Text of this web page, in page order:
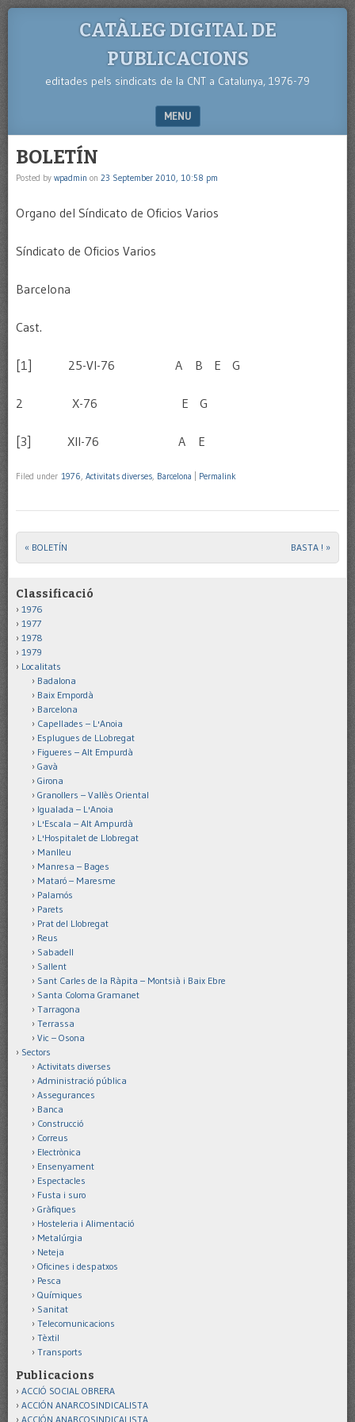
CATÀLEG DIGITAL DE
PUBLICACIONS
editades pels sindicats de la CNT a Catalunya, 1976-79
MENU
SKIP TO CONTENT
BOLETÍN
Posted by wpadmin on 23 September 2010, 10:58 pm
Organo del Síndicato de Oficios Varios
Síndicato de Oficios Varios
Barcelona
Cast.
[1] 25-VI-76 A B E G
2 X-76 E G
[3] XII-76 A E
Filed under 1976, Activitats diverses, Barcelona Permalink
Post navigation
« BOLETÍN BASTA ! »
Classificació
1976
1977
1978
1979
Localitats
Badalona
Baix Empordà
Barcelona
Capellades – L'Anoia
Esplugues de LLobregat
Figueres – Alt Empurdà
Gavà
Girona
Granollers – Vallès Oriental
Igualada – L'Anoia
L'Escala – Alt Ampurdà
L'Hospitalet de Llobregat
Manlleu
Manresa – Bages
Mataró – Maresme
Palamós
Parets
Prat del Llobregat
Reus
Sabadell
Sallent
Sant Carles de la Ràpita – Montsià i Baix Ebre
Santa Coloma Gramanet
Tarragona
Terrassa
Vic – Osona
Sectors
Activitats diverses
Administració pública
Assegurances
Banca
Construcció
Correus
Electrònica
Ensenyament
Espectacles
Fusta i suro
Gràfiques
Hosteleria i Alimentació
Metalúrgia
Neteja
Oficines i despatxos
Pesca
Químiques
Sanitat
Telecomunicacions
Tèxtil
Transports
Publicacions
ACCIÓ SOCIAL OBRERA
ACCIÓN ANARCOSINDICALISTA
ACCIÓN ANARCOSINDICALISTA